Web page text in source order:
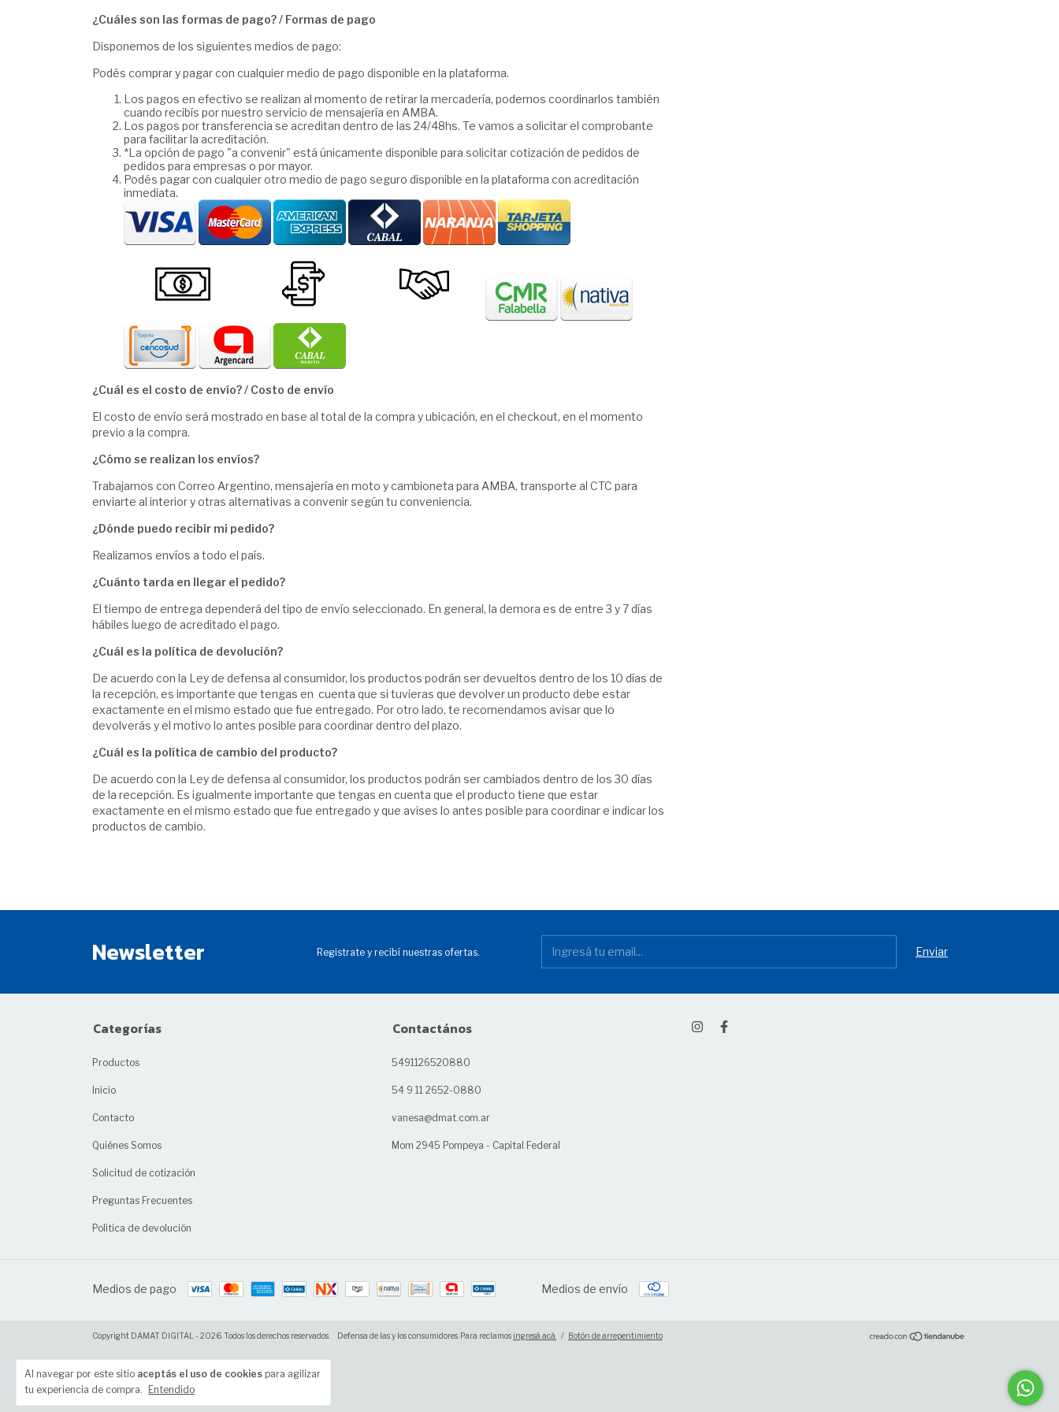
Al navegar por este sitio aceptás el uso de cookies para agilizar
tu experiencia de compra.
Entendido
¿Cuáles son las formas de pago? / Formas de pago
Disponemos de los siguientes medios de pago:
Podés comprar y pagar con cualquier medio de pago disponible en la plataforma.
Los pagos en efectivo se realizan al momento de retirar la mercadería, podemos coordinarlos también
cuando recibís por nuestro servicio de mensajería en AMBA.
Los pagos por transferencia se acreditan dentro de las 24/48hs. Te vamos a solicitar el comprobante
para facilitar la acreditación.
*La opción de pago "a convenir" está únicamente disponible para solicitar cotización de pedidos de
pedidos para empresas o por mayor.
Podés pagar con cualquier otro medio de pago seguro disponible en la plataforma con acreditación
inmediata.
¿Cuál es el costo de envío? / Costo de envío
El costo de envío será mostrado en base al total de la compra y ubicación, en el checkout, en el momento
previo a la compra.
¿Cómo se realizan los envíos?
Trabajamos con Correo Argentino, mensajería en moto y cambioneta para AMBA, transporte al CTC para
enviarte al interior y otras alternativas a convenir según tu conveniencia.
¿Dónde puedo recibir mi pedido?
Realizamos envíos a todo el país.
¿Cuánto tarda en llegar el pedido?
El tiempo de entrega dependerá del tipo de envío seleccionado. En general, la demora es de entre 3 y 7 días
hábiles luego de acreditado el pago.
¿Cuál es la política de devolución?
De acuerdo con la Ley de defensa al consumidor, los productos podrán ser devueltos dentro de los 10 días de
la recepción, es importante que tengas en cuenta que si tuvieras que devolver un producto debe estar
exactamente en el mismo estado que fue entregado. Por otro lado, te recomendamos avisar que lo
devolverás y el motivo lo antes posible para coordinar dentro del plazo.
¿Cuál es la política de cambio del producto?
De acuerdo con la Ley de defensa al consumidor, los productos podrán ser cambiados dentro de los 30 días
de la recepción. Es igualmente importante que tengas en cuenta que el producto tiene que estar
exactamente en el mismo estado que fue entregado y que avises lo antes posible para coordinar e indicar los
productos de cambio.
Newsletter Registrate y recibí nuestras ofertas.
Categorías
Productos
Inicio
Contacto
Quiénes Somos
Solicitud de cotización
Preguntas Frecuentes
Politica de devolución
Contactános
5491126520880
54 9 11 2652-0880
vanesa@dmat.com.ar
Mom 2945 Pompeya - Capital Federal
Medios de pago Medios de envío
Copyright DAMAT DIGITAL - 2026. Todos los derechos reservados. Defensa de las y los consumidores. Para reclamos ingresá acá. / Botón de arrepentimiento